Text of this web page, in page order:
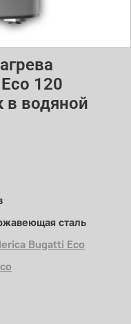
120
в водяной
сталь
Bugatti Eco